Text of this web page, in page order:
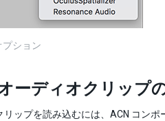
ション
ーディオクリップ
ップを読み込むには、ACN コン